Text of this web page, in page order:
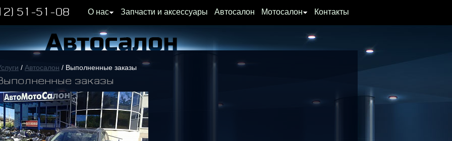
51-51-08 О нас Запчасти и аксессуары Автосалон Мотосалон Контакты
/ Автосалон / Выполненные заказы
заказы